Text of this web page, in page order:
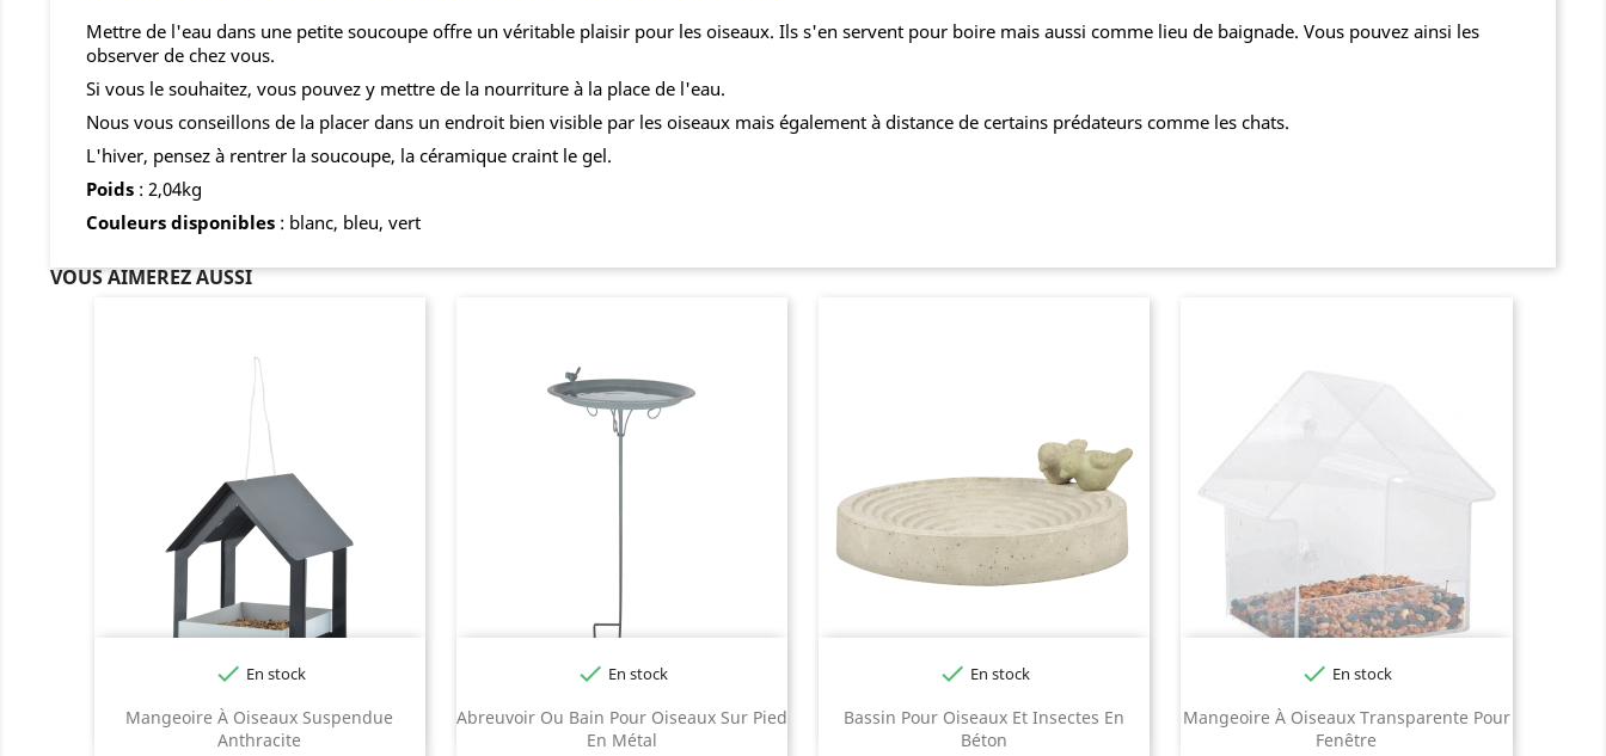
Mettre de l'eau dans une petite soucoupe offre un véritable plaisir pour les oiseaux. Ils s'en servent pour boire mais aussi comme lieu de baignade. Vous pouvez ainsi les
observer de chez vous.
Si vous le souhaitez, vous pouvez y mettre de la nourriture à la place de l'eau.
Nous vous conseillons de la placer dans un endroit bien visible par les oiseaux mais également à distance de certains prédateurs comme les chats.
L'hiver, pensez à rentrer la soucoupe, la céramique craint le gel.
Poids: 2,04kg
Couleurs disponibles: blanc, bleu, vert
VOUS AIMEREZ AUSSI
Mangeoire À Oiseaux Suspendue
Anthracite
 En stock
Abreuvoir Ou Bain Pour Oiseaux Sur Pied
En Métal
 En stock
Bassin Pour Oiseaux Et Insectes En
Béton
 En stock
Mangeoire À Oiseaux Transparente Pour
Fenêtre
 En stock